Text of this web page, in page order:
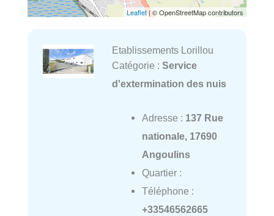
Leaflet| © OpenStreetMap contributors
Etablissements Lorillou
Catégorie : Service
d'extermination des nuis
Adresse : 137 Rue
nationale, 17690
Angoulins
Quartier :
Téléphone :
+33546562665